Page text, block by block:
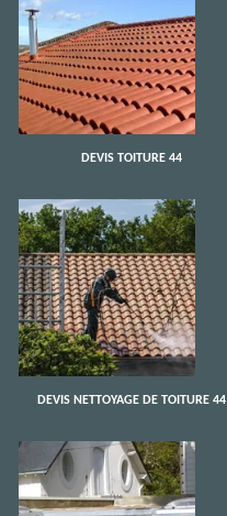
DEVIS TOITURE 44
DEVIS NETTOYAGE DE TOITURE 44